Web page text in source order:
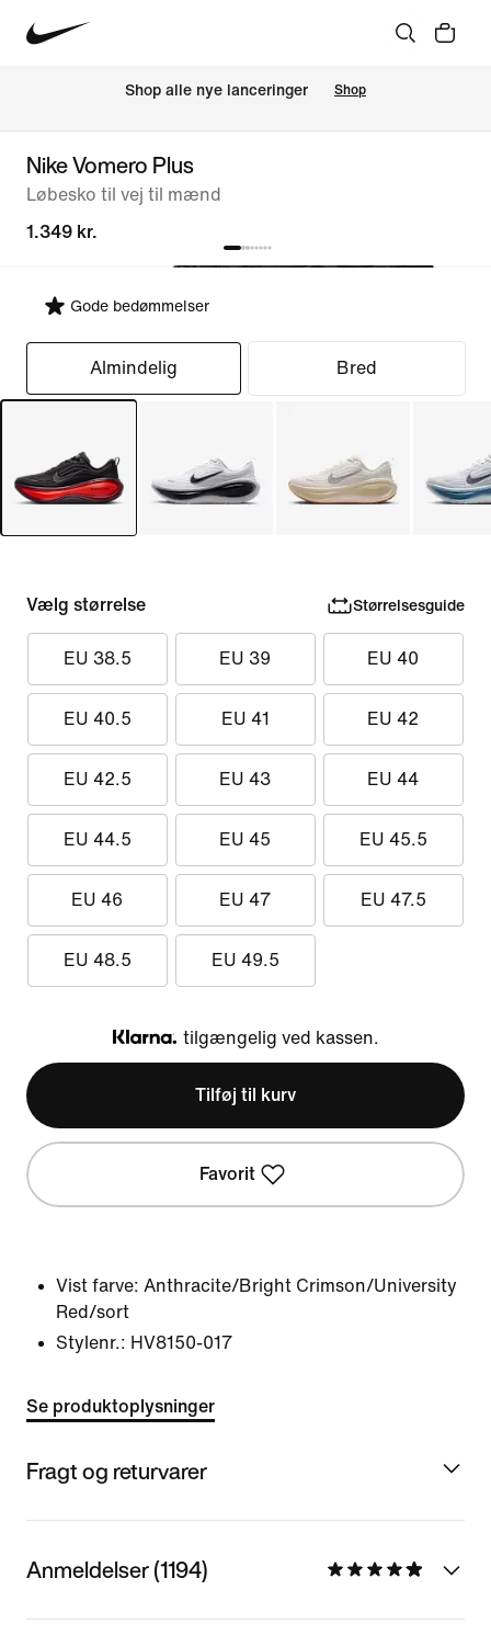
Shop alle nye lanceringer Shop
Nike Vomero Plus
Løbesko til vej til mænd
1.349 kr.
Gode bedømmelser
Vælg pasform
Almindelig Bred
Vælg størrelse Størrelsesguide
EU 38.5 EU 39 EU 40
EU 40.5 EU 41 EU 42
EU 42.5 EU 43 EU 44
EU 44.5 EU 45 EU 45.5
EU 46 EU 47 EU 47.5
EU 48.5 EU 49.5
Klarna
tilgængelig ved kassen.
Tilføj til kurv
Favorit
Vist farve: Anthracite/Bright Crimson/University
Red/sort
Stylenr.: HV8150-017
Se produktoplysninger
Fragt og returvarer
Anmeldelser (1194)